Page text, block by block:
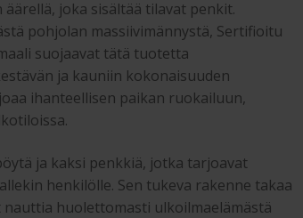
joka sisältää tilavat penkit.
pohjolan massiivimännystä, Sertifioitu
suojaavat tätä tuotetta
ja kauniin kokonaisuuden
ihanteellisen paikan ruokailuun,
ja kaksi penkkiä, jotka tarjoavat
henkilölle. Sen tukeva rakenne takaa
huolettomasti ulkoilmaelämästä